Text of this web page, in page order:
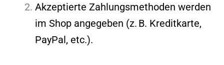
Akzeptierte Zahlungsmethoden werden
im Shop angegeben (z. B. Kreditkarte,
PayPal, etc.).